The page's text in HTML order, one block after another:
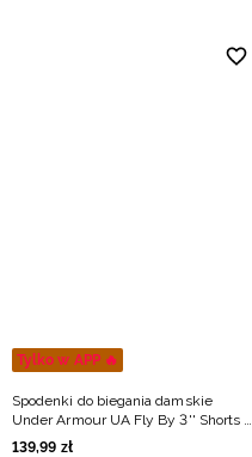
Tylko w APP 🔥
Spodenki do biegania damskie
Under Armour UA Fly By 3'' Shorts -
czarne
139,99 zł